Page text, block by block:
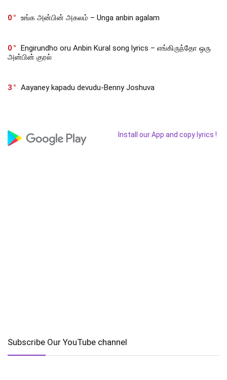
0 உங்க அன்பின் அகலம் – Unga anbin agalam
0
Engirundho oru Anbin Kural song lyrics – எங்கிருந்தோ ஒரு
அன்பின் குரல்
3 Aayaney kapadu devudu-Benny Joshuva
Install our App and copy lyrics !
Subscribe Our YouTube channel